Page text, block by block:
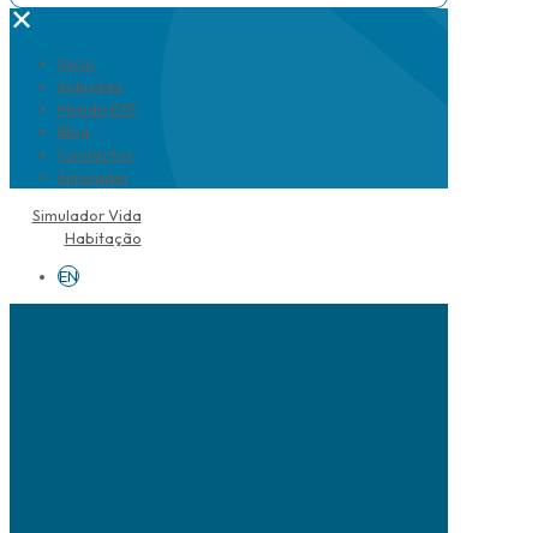
✕
Início
Soluções
Mundo EXS
Blog
Contactos
Simulador
Simulador Vida
Habitação
EN